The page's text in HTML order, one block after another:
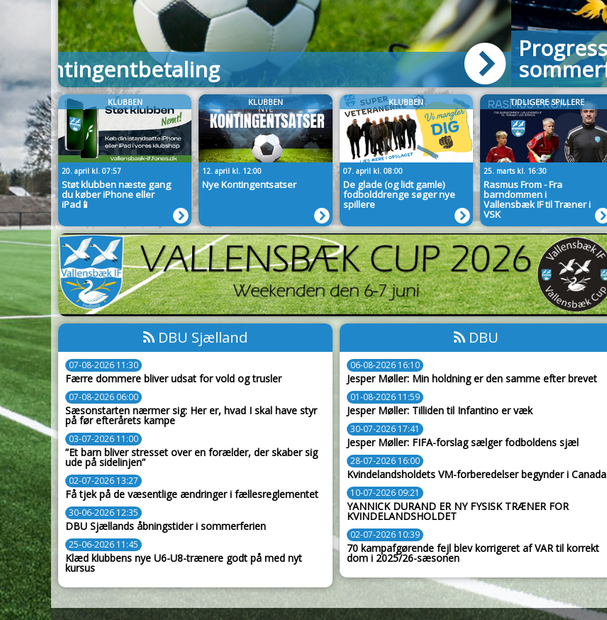
Progressus Plus-træningen fortsætter efter
sommerferien
KLUBBEN
20. april kl. 07:57
Støt klubben næste gang
du køber iPhone eller
iPad📱
KLUBBEN
12. april kl. 12:00
Nye Kontingentsatser
KLUBBEN
07. april kl. 08:00
De glade (og lidt gamle)
fodbolddrenge søger nye
spillere
TIDLIGERE SPILLERE
25. marts kl. 16:30
Rasmus From - Fra
barndommen i
Vallensbæk IF til Træner i
VSK
DBU Sjælland
07-08-2026 11:30
Færre dommere bliver udsat for vold og trusler
07-08-2026 06:00
Sæsonstarten nærmer sig: Her er, hvad I skal have styr
på før efterårets kampe
03-07-2026 11:00
”Et barn bliver stresset over en forælder, der skaber sig
ude på sidelinjen”
02-07-2026 13:27
Få tjek på de væsentlige ændringer i fællesreglementet
30-06-2026 12:35
DBU Sjællands åbningstider i sommerferien
25-06-2026 11:45
Klæd klubbens nye U6-U8-trænere godt på med nyt
kursus
DBU
06-08-2026 16:10
Jesper Møller: Min holdning er den samme efter brevet
01-08-2026 11:59
Jesper Møller: Tilliden til Infantino er væk
30-07-2026 17:41
Jesper Møller: FIFA-forslag sælger fodboldens sjæl
28-07-2026 16:00
Kvindelandsholdets VM-forberedelser begynder i Canada
10-07-2026 09:21
YANNICK DURAND ER NY FYSISK TRÆNER FOR
KVINDELANDSHOLDET
02-07-2026 10:39
70 kampafgørende fejl blev korrigeret af VAR til korrekt
dom i 2025/26-sæsonen